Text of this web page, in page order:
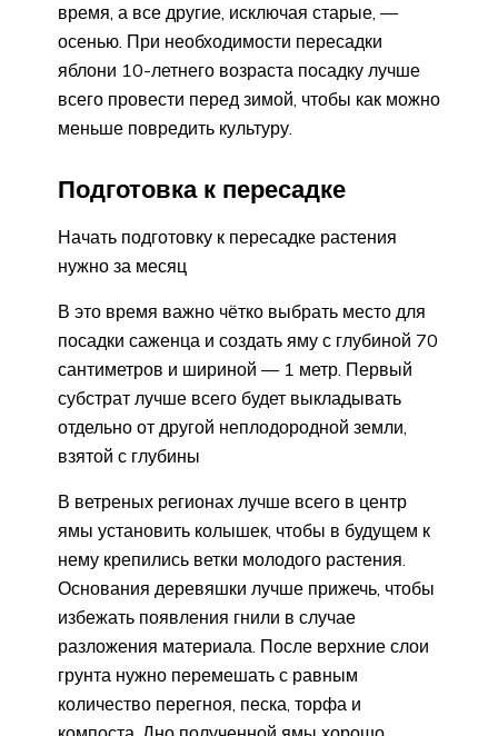
время, а все другие, исключая старые, —
осенью. При необходимости пересадки
яблони 10-летнего возраста посадку лучше
всего провести перед зимой, чтобы как можно
меньше повредить культуру.
Подготовка к пересадке
Начать подготовку к пересадке растения
нужно за месяц
В это время важно чётко выбрать место для
посадки саженца и создать яму с глубиной 70
сантиметров и шириной — 1 метр. Первый
субстрат лучше всего будет выкладывать
отдельно от другой неплодородной земли,
взятой с глубины
В ветреных регионах лучше всего в центр
ямы установить колышек, чтобы в будущем к
нему крепились ветки молодого растения.
Основания деревяшки лучше прижечь, чтобы
избежать появления гнили в случае
разложения материала. После верхние слои
грунта нужно перемешать с равным
количество перегноя, песка, торфа и